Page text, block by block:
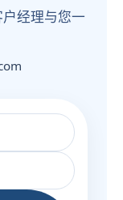
经理与您一